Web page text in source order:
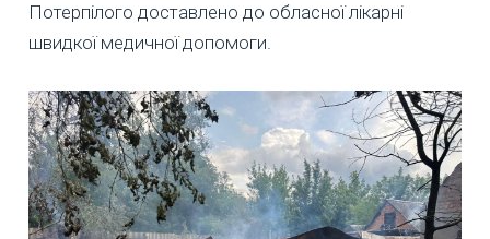
Потерпілого доставлено до обласної лікарні
швидкої медичної допомоги.